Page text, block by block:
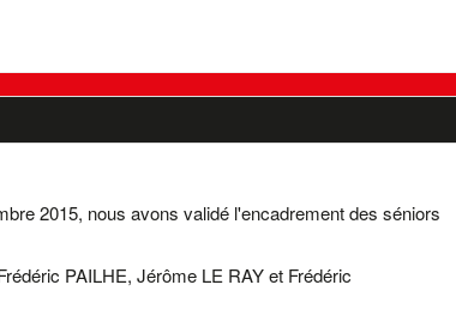
2015, nous avons validé l'encadrement des séniors
PAILHE, Jérôme LE RAY et Frédéric